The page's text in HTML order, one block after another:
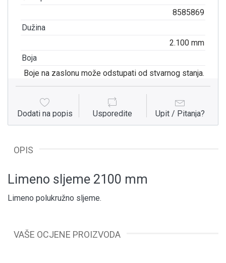
8585869
Dužina
2.100 mm
Boja
Boje na zaslonu može odstupati od stvarnog stanja.
Dodati na popis Usporedite Upit / Pitanja?
OPIS
Limeno sljeme 2100 mm
Limeno polukružno sljeme.
VAŠE OCJENE PROIZVODA